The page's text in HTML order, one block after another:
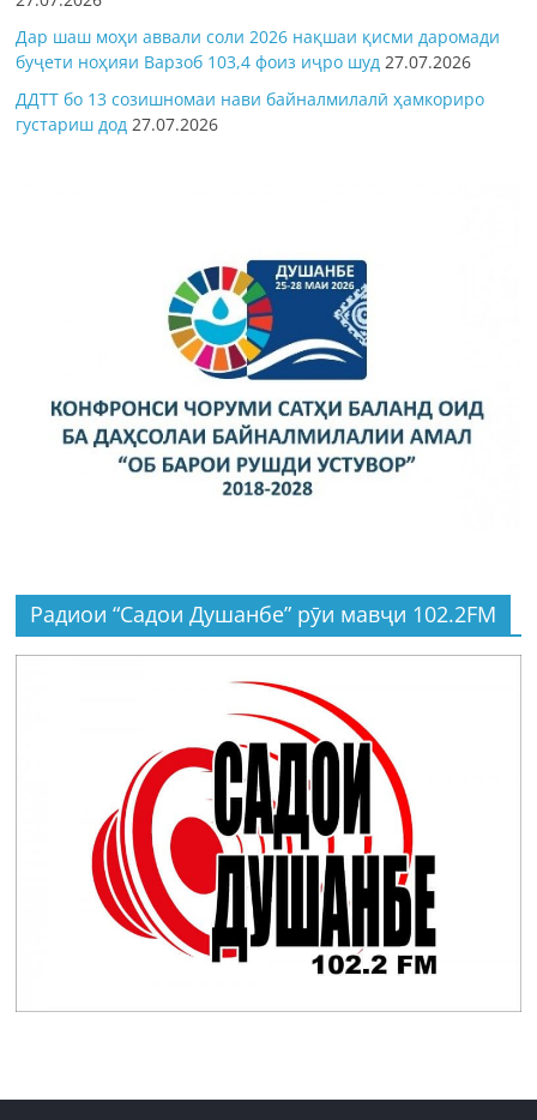
Дар шаш моҳи аввали соли 2026 нақшаи қисми даромади
буҷети ноҳияи Варзоб 103,4 фоиз иҷро шуд 27.07.2026
ДДТТ бо 13 созишномаи нави байналмилалӣ ҳамкориро
густариш дод 27.07.2026
Радиои “Садои Душанбе” рӯи мавҷи 102.2FM